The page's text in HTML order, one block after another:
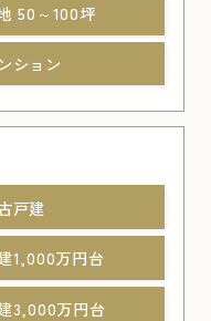
50～100坪
ション
戸建
1,000万円台
3,000万円台